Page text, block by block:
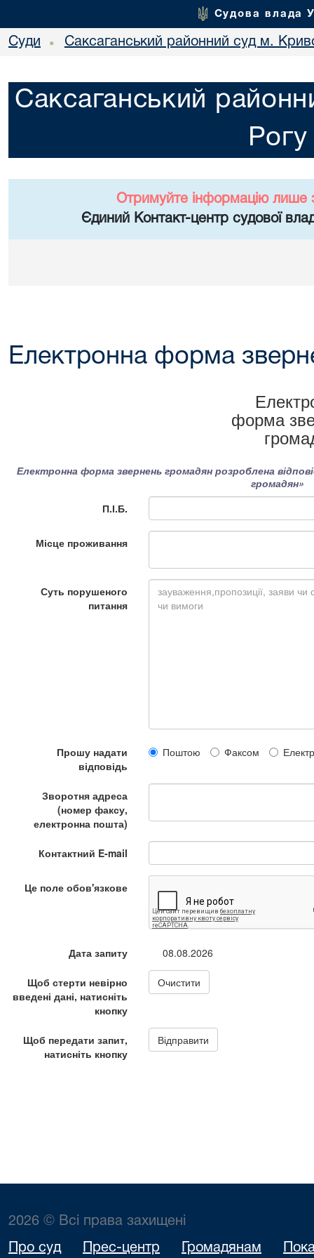
Судова влада
Суди • Саксаганський районний суд м.
Саксаганський
Рогу
Отримуйте інформацію лише
Єдиний Контакт-центр судової
Електронна форма
2026 © Всі права захищені
Про суд Прес-центр Громадянам